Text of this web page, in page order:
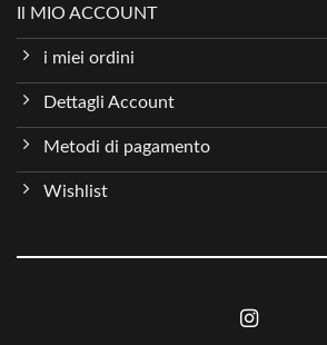
Il MIO ACCOUNT
i miei ordini
Dettagli Account
Metodi di pagamento
Wishlist